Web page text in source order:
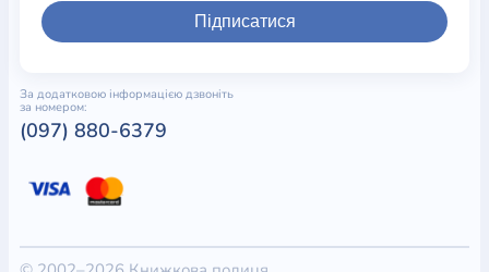
Підписатися
За додатковою інформацією дзвоніть
за номером:
(097) 880-6379